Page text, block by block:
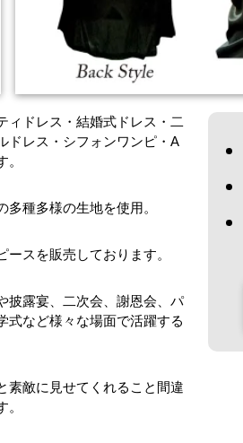
ィドレス・結婚式ドレス・二
ドレス・シフォンワンピ・A
種多様の生地を使用。
スを販売しております。
披露宴、二次会、謝恩会、パ
式など様々な場面で活躍する
素敵に見せてくれること間違